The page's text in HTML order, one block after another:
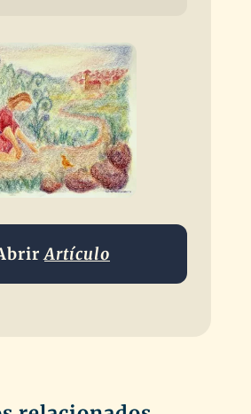
Artículo